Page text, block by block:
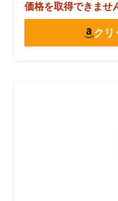
価格を取得できませ
クリ